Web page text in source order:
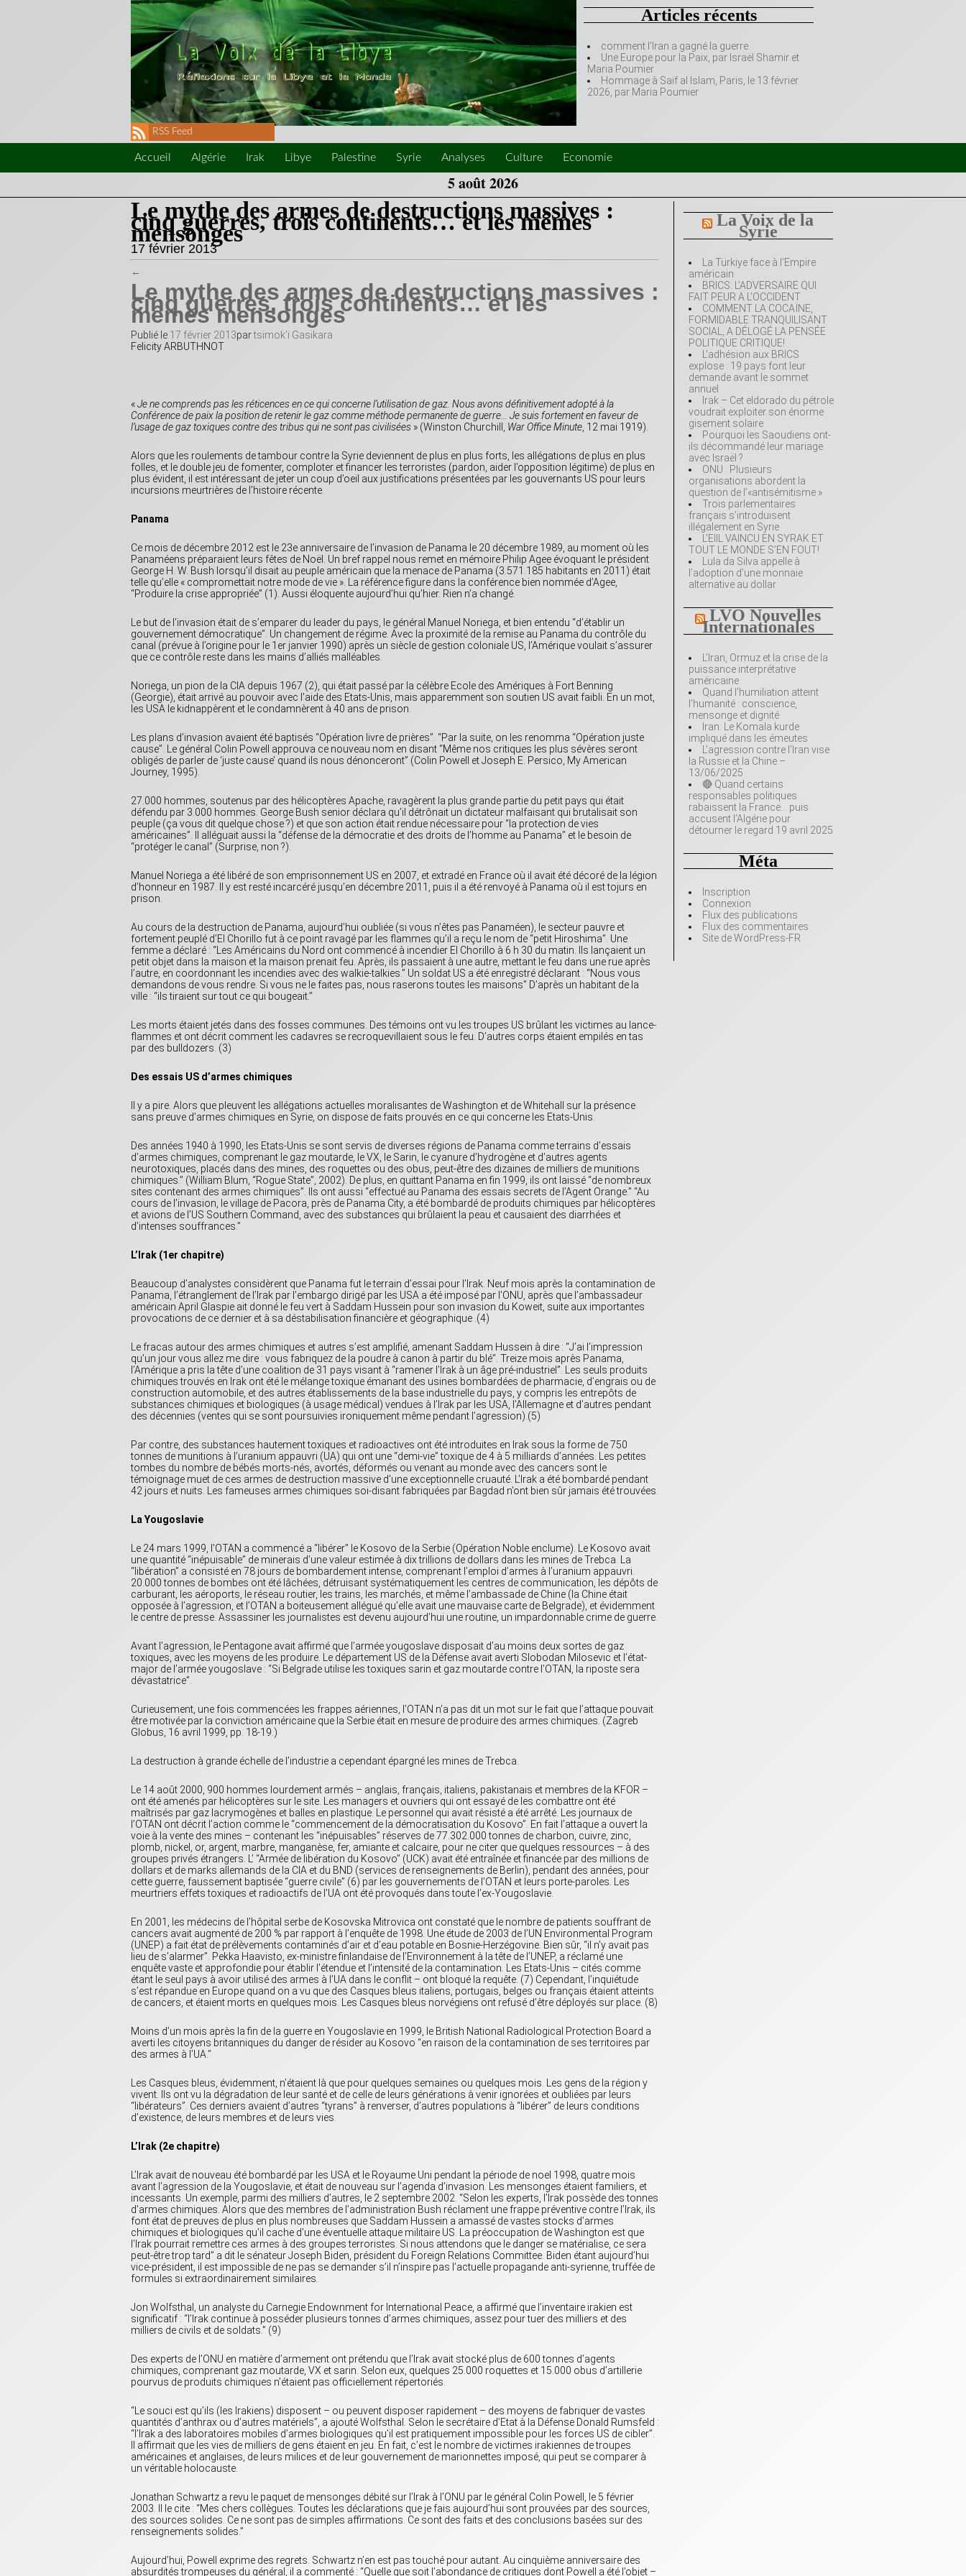
Articles récents
comment l’Iran a gagné la guerre
Une Europe pour la Paix, par Israël Shamir et
Maria Poumier
Hommage à Saif al Islam, Paris, le 13 février
2026, par Maria Poumier
RSS Feed
Accueil Algérie Irak Libye Palestine Syrie Analyses Culture Economie
5 août 2026
La Voix de la
Syrie
La Türkiye face à l’Empire
américain
BRICS: L’ADVERSAIRE QUI
FAIT PEUR A L’OCCIDENT
COMMENT LA COCAÏNE,
FORMIDABLE TRANQUILISANT
SOCIAL, A DÉLOGÉ LA PENSÉE
POLITIQUE CRITIQUE!
L’adhésion aux BRICS
explose : 19 pays font leur
demande avant le sommet
annuel
Irak – Cet eldorado du pétrole
voudrait exploiter son énorme
gisement solaire
Pourquoi les Saoudiens ont-
ils décommandé leur mariage
avec Israël ?
ONU : Plusieurs
organisations abordent la
question de l’«antisémitisme »
Trois parlementaires
français s’introduisent
illégalement en Syrie
L’EIIL VAINCU EN SYRAK ET
TOUT LE MONDE S’EN FOUT!
Lula da Silva appelle à
l’adoption d’une monnaie
alternative au dollar
LVO Nouvelles
Internationales
L’Iran, Ormuz et la crise de la
puissance interprétative
américaine
Quand l’humiliation atteint
l’humanité : conscience,
mensonge et dignité
Iran: Le Komala kurde
impliqué dans les émeutes
L’agression contre l’Iran vise
la Russie et la Chine –
13/06/2025
🔴 Quand certains
responsables politiques
rabaissent la France… puis
accusent l’Algérie pour
détourner le regard 19 avril 2025
Méta
Inscription
Connexion
Flux des publications
Flux des commentaires
Site de WordPress-FR
Le mythe des armes de destructions massives :
cinq guerres, trois continents… et les mêmes
mensonges
17 février 2013
←
Le mythe des armes de destructions massives :
cinq guerres, trois continents… et les
mêmes mensonges
Publié le 17 février 2013partsimok’i Gasikara
Felicity ARBUTHNOT
«Je ne comprends pas les réticences en ce qui concerne l’utilisation de gaz. Nous avons définitivement adopté à la
Conférence de paix la position de retenir le gaz comme méthode permanente de guerre… Je suis fortement en faveur de
l’usage de gaz toxiques contre des tribus qui ne sont pas civilisées » (Winston Churchill, War Office Minute, 12 mai 1919).
Alors que les roulements de tambour contre la Syrie deviennent de plus en plus forts, les allégations de plus en plus
folles, et le double jeu de fomenter, comploter et financer les terroristes (pardon, aider l’opposition légitime) de plus en
plus évident, il est intéressant de jeter un coup d’oeil aux justifications présentées par les gouvernants US pour leurs
incursions meurtrières de l’histoire récente.
Panama
Ce mois de décembre 2012 est le 23e anniversaire de l’invasion de Panama le 20 décembre 1989, au moment où les
Panaméens préparaient leurs fêtes de Noël. Un bref rappel nous remet en mémoire Philip Agee évoquant le président
George H. W. Bush lorsqu’il disait au peuple américain que la menace de Panama (3.571.185 habitants en 2011) était
telle qu’elle « compromettait notre mode de vie ». La référence figure dans la conférence bien nommée d’Agee,
“Produire la crise appropriée” (1). Aussi éloquente aujourd’hui qu’hier. Rien n’a changé.
Le but de l’invasion était de s’emparer du leader du pays, le général Manuel Noriega, et bien entendu “d’établir un
gouvernement démocratique”. Un changement de régime. Avec la proximité de la remise au Panama du contrôle du
canal (prévue à l’origine pour le 1er janvier 1990) après un siècle de gestion coloniale US, l’Amérique voulait s’assurer
que ce contrôle reste dans les mains d’alliés malléables.
Noriega, un pion de la CIA depuis 1967 (2), qui était passé par la célèbre Ecole des Amériques à Fort Benning
(Georgie), était arrivé au pouvoir avec l’aide des Etats-Unis, mais apparemment son soutien US avait faibli. En un mot,
les USA le kidnappèrent et le condamnèrent à 40 ans de prison.
Les plans d’invasion avaient été baptisés “Opération livre de prières”. “Par la suite, on les renomma “Opération juste
cause”. Le général Colin Powell approuva ce nouveau nom en disant “Même nos critiques les plus sévères seront
obligés de parler de ‘juste cause’ quand ils nous dénonceront” (Colin Powell et Joseph E. Persico, My American
Journey, 1995).
27.000 hommes, soutenus par des hélicoptères Apache, ravagèrent la plus grande partie du petit pays qui était
défendu par 3.000 hommes. George Bush senior déclara qu’il détrônait un dictateur malfaisant qui brutalisait son
peuple (ça vous dit quelque chose ?) et que son action était rendue nécessaire pour “la protection de vies
américaines”. Il alléguait aussi la “défense de la démocratie et des droits de l’homme au Panama” et le besoin de
“protéger le canal” (Surprise, non ?).
Manuel Noriega a été libéré de son emprisonnement US en 2007, et extradé en France où il avait été décoré de la légion
d’honneur en 1987. Il y est resté incarcéré jusqu’en décembre 2011, puis il a été renvoyé à Panama où il est tojurs en
prison.
Au cours de la destruction de Panama, aujourd’hui oubliée (si vous n’êtes pas Panaméen), le secteur pauvre et
fortement peuplé d’El Chorillo fut à ce point ravagé par les flammes qu’il a reçu le nom de “petit Hiroshima”. Une
femme a déclaré : “Les Américains du Nord ont commencé à incendier El Chorillo à 6 h 30 du matin. Ils lançaient un
petit objet dans la maison et la maison prenait feu. Après, ils passaient à une autre, mettant le feu dans une rue après
l’autre, en coordonnant les incendies avec des walkie-talkies.” Un soldat US a été enregistré déclarant : “Nous vous
demandons de vous rendre. Si vous ne le faites pas, nous raserons toutes les maisons” D’après un habitant de la
ville : “ils tiraient sur tout ce qui bougeait.”
Les morts étaient jetés dans des fosses communes. Des témoins ont vu les troupes US brûlant les victimes au lance-
flammes et ont décrit comment les cadavres se recroquevillaient sous le feu. D’autres corps étaient empilés en tas
par des bulldozers. (3)
Des essais US d’armes chimiques
Il y a pire. Alors que pleuvent les allégations actuelles moralisantes de Washington et de Whitehall sur la présence
sans preuve d’armes chimiques en Syrie, on dispose de faits prouvés en ce qui concerne les Etats-Unis.
Des années 1940 à 1990, les Etats-Unis se sont servis de diverses régions de Panama comme terrains d’essais
d’armes chimiques, comprenant le gaz moutarde, le VX, le Sarin, le cyanure d’hydrogène et d’autres agents
neurotoxiques, placés dans des mines, des roquettes ou des obus, peut-être des dizaines de milliers de munitions
chimiques.” (William Blum, “Rogue State”, 2002). De plus, en quittant Panama en fin 1999, ils ont laissé “de nombreux
sites contenant des armes chimiques”. Ils ont aussi “effectué au Panama des essais secrets de l’Agent Orange.” “Au
cours de l’invasion, le village de Pacora, près de Panama City, a été bombardé de produits chimiques par hélicoptères
et avions de l’US Southern Command, avec des substances qui brûlaient la peau et causaient des diarrhées et
d’intenses souffrances.”
L’Irak (1er chapitre)
Beaucoup d’analystes considèrent que Panama fut le terrain d’essai pour l’Irak. Neuf mois après la contamination de
Panama, l’étranglement de l’Irak par l’embargo dirigé par les USA a été imposé par l’ONU, après que l’ambassadeur
américain April Glaspie ait donné le feu vert à Saddam Hussein pour son invasion du Koweit, suite aux importantes
provocations de ce dernier et à sa déstabilisation financière et géographique .(4)
Le fracas autour des armes chimiques et autres s’est amplifié, amenant Saddam Hussein à dire : “J’ai l’impression
qu’un jour vous allez me dire : vous fabriquez de la poudre à canon à partir du blé”. Treize mois après Panama,
l’Amérique a pris la tête d’une coalition de 31 pays visant à “ramener l’Irak à un âge pré-industriel”. Les seuls produits
chimiques trouvés en Irak ont été le mélange toxique émanant des usines bombardées de pharmacie, d’engrais ou de
construction automobile, et des autres établissements de la base industrielle du pays, y compris les entrepôts de
substances chimiques et biologiques (à usage médical) vendues à l’Irak par les USA, l’Allemagne et d’autres pendant
des décennies (ventes qui se sont poursuivies ironiquement même pendant l’agression).(5)
Par contre, des substances hautement toxiques et radioactives ont été introduites en Irak sous la forme de 750
tonnes de munitions à l’uranium appauvri (UA) qui ont une “demi-vie” toxique de 4 à 5 milliards d’années. Les petites
tombes du nombre de bébés morts-nés, avortés, déformés ou venant au monde avec des cancers sont le
témoignage muet de ces armes de destruction massive d’une exceptionnelle cruauté. L’Irak a été bombardé pendant
42 jours et nuits. Les fameuses armes chimiques soi-disant fabriquées par Bagdad n’ont bien sûr jamais été trouvées.
La Yougoslavie
Le 24 mars 1999, l’OTAN a commencé a “libérer” le Kosovo de la Serbie (Opération Noble enclume). Le Kosovo avait
une quantité “inépuisable” de minerais d’une valeur estimée à dix trillions de dollars dans les mines de Trebca. La
“libération” a consisté en 78 jours de bombardement intense, comprenant l’emploi d’armes à l’uranium appauvri.
20.000 tonnes de bombes ont été lâchées, détruisant systématiquement les centres de communication, les dépôts de
carburant, les aéroports, le réseau routier, les trains, les marchés, et même l’ambassade de Chine (la Chine était
opposée à l’agression, et l’OTAN a boiteusement allégué qu’elle avait une mauvaise carte de Belgrade), et évidemment
le centre de presse. Assassiner les journalistes est devenu aujourd’hui une routine, un impardonnable crime de guerre.
Avant l’agression, le Pentagone avait affirmé que l’armée yougoslave disposait d’au moins deux sortes de gaz
toxiques, avec les moyens de les produire. Le département US de la Défense avait averti Slobodan Milosevic et l’état-
major de l’armée yougoslave : “Si Belgrade utilise les toxiques sarin et gaz moutarde contre l’OTAN, la riposte sera
dévastatrice”.
Curieusement, une fois commencées les frappes aériennes, l’OTAN n’a pas dit un mot sur le fait que l’attaque pouvait
être motivée par la conviction américaine que la Serbie était en mesure de produire des armes chimiques. (Zagreb
Globus, 16 avril 1999, pp. 18-19.)
La destruction à grande échelle de l’industrie a cependant épargné les mines de Trebca.
Le 14 août 2000, 900 hommes lourdement armés – anglais, français, italiens, pakistanais et membres de la KFOR –
ont été amenés par hélicoptères sur le site. Les managers et ouvriers qui ont essayé de les combattre ont été
maîtrisés par gaz lacrymogènes et balles en plastique. Le personnel qui avait résisté a été arrêté. Les journaux de
l’OTAN ont décrit l’action comme le “commencement de la démocratisation du Kosovo”. En fait l’attaque a ouvert la
voie à la vente des mines – contenant les “inépuisables” réserves de 77.302.000 tonnes de charbon, cuivre, zinc,
plomb, nickel, or, argent, marbre, manganèse, fer, amiante et calcaire, pour ne citer que quelques ressources – à des
groupes privés étrangers. L’ “Armée de libération du Kosovo” (UCK) avait été entraînée et financée par des millions de
dollars et de marks allemands de la CIA et du BND (services de renseignements de Berlin), pendant des années, pour
cette guerre, faussement baptisée “guerre civile” (6) par les gouvernements de l’OTAN et leurs porte-paroles. Les
meurtriers effets toxiques et radioactifs de l’UA ont été provoqués dans toute l’ex-Yougoslavie.
En 2001, les médecins de l’hôpital serbe de Kosovska Mitrovica ont constaté que le nombre de patients souffrant de
cancers avait augmenté de 200 % par rapport à l’enquête de 1998. Une étude de 2003 de l’UN Environmental Program
(UNEP) a fait état de prélèvements contaminés d’air et d’eau potable en Bosnie-Herzégovine. Bien sûr, “il n’y avait pas
lieu de s’alarmer”. Pekka Haavisto, ex-ministre finlandaise de l’Environnement à la tête de l’UNEP, a réclamé une
enquête vaste et approfondie pour établir l’étendue et l’intensité de la contamination. Les Etats-Unis – cités comme
étant le seul pays à avoir utilisé des armes à l’UA dans le conflit – ont bloqué la requête. (7) Cependant, l’inquiétude
s’est répandue en Europe quand on a vu que des Casques bleus italiens, portugais, belges ou français étaient atteints
de cancers, et étaient morts en quelques mois. Les Casques bleus norvégiens ont refusé d’être déployés sur place. (8)
Moins d’un mois après la fin de la guerre en Yougoslavie en 1999, le British National Radiological Protection Board a
averti les citoyens britanniques du danger de résider au Kosovo “en raison de la contamination de ses territoires par
des armes à l’UA.”
Les Casques bleus, évidemment, n’étaient là que pour quelques semaines ou quelques mois. Les gens de la région y
vivent. Ils ont vu la dégradation de leur santé et de celle de leurs générations à venir ignorées et oubliées par leurs
“libérateurs”. Ces derniers avaient d’autres “tyrans” à renverser, d’autres populations à “libérer” de leurs conditions
d’existence, de leurs membres et de leurs vies.
L’Irak (2e chapitre)
L’Irak avait de nouveau été bombardé par les USA et le Royaume Uni pendant la période de noel 1998, quatre mois
avant l’agression de la Yougoslavie, et était de nouveau sur l’agenda d’invasion. Les mensonges étaient familiers, et
incessants. Un exemple, parmi des milliers d’autres, le 2 septembre 2002. “Selon les experts, l’Irak possède des tonnes
d’armes chimiques. Alors que des membres de l’administration Bush réclament une frappe préventive contre l’Irak, ils
font état de preuves de plus en plus nombreuses que Saddam Hussein a amassé de vastes stocks d’armes
chimiques et biologiques qu’il cache d’une éventuelle attaque militaire US. La préoccupation de Washington est que
l’Irak pourrait remettre ces armes à des groupes terroristes. Si nous attendons que le danger se matérialise, ce sera
peut-être trop tard” a dit le sénateur Joseph Biden, président du Foreign Relations Committee. Biden étant aujourd’hui
vice-président, il est impossible de ne pas se demander s’il n’inspire pas l’actuelle propagande anti-syrienne, truffée de
formules si extraordinairement similaires.
Jon Wolfsthal, un analyste du Carnegie Endownment for International Peace, a affirmé que l’inventaire irakien est
significatif : “l’Irak continue à posséder plusieurs tonnes d’armes chimiques, assez pour tuer des milliers et des
milliers de civils et de soldats.” (9)
Des experts de l’ONU en matière d’armement ont prétendu que l’Irak avait stocké plus de 600 tonnes d’agents
chimiques, comprenant gaz moutarde, VX et sarin. Selon eux, quelques 25.000 roquettes et 15.000 obus d’artillerie
pourvus de produits chimiques n’étaient pas officiellement répertoriés.
“Le souci est qu’ils (les Irakiens) disposent – ou peuvent disposer rapidement – des moyens de fabriquer de vastes
quantités d’anthrax ou d’autres matériels”, a ajouté Wolfsthal. Selon le secrétaire d’Etat à la Défense Donald Rumsfeld :
“l’Irak a des laboratoires mobiles d’armes biologiques qu’il est pratiquement impossible pour les forces US de cibler”.
Il affirmait que les vies de milliers de gens étaient en jeu. En fait, c’est le nombre de victimes irakiennes de troupes
américaines et anglaises, de leurs milices et de leur gouvernement de marionnettes imposé, qui peut se comparer à
un véritable holocauste.
Jonathan Schwartz a revu le paquet de mensonges débité sur l’Irak à l’ONU par le général Colin Powell, le 5 février
2003. Il le cite : “Mes chers collègues. Toutes les déclarations que je fais aujourd’hui sont prouvées par des sources,
des sources solides. Ce ne sont pas de simples affirmations. Ce sont des faits et des conclusions basées sur des
renseignements solides.”
Aujourd’hui, Powell exprime des regrets. Schwartz n’en est pas touché pour autant. Au cinquième anniversaire des
absurdités trompeuses du général, il a commenté : “Quelle que soit l’abondance de critiques dont Powell a été l’objet –